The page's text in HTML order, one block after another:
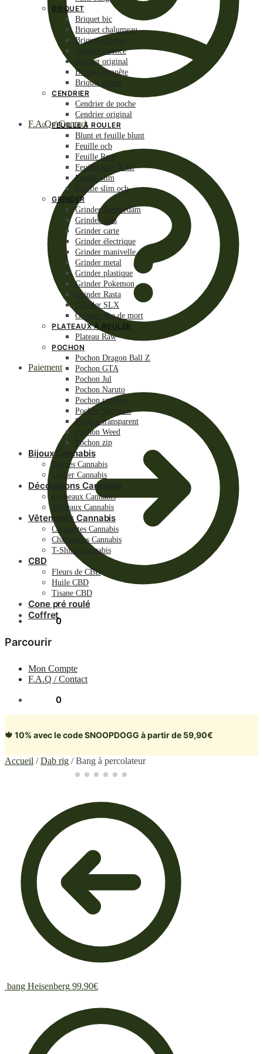
F.A.Q / Contact
Paiement
0.00€ 0
BRIQUET
Briquet bic
Briquet chalumeau
Briquet clipper
Briquet essence
Briquet original
Briquet tempête
Briquet Zippo
CENDRIER
Cendrier de poche
Cendrier original
FEUILLE À ROULER
Blunt et feuille blunt
Feuille ocb
Feuille Raw
Feuille Raw XXL
Feuille slim
Feuille slim ocb
GRINDER
Grinder Amsterdam
Grinder bois
Grinder carte
Grinder électrique
Grinder manivelle
Grinder metal
Grinder plastique
Grinder Pokemon
Grinder Rasta
Grinder SLX
Grinder tête de mort
PLATEAUX À ROULER
Plateau Raw
POCHON
Pochon Dragon Ball Z
Pochon GTA
Pochon Jul
Pochon Naruto
Pochon rappeur
Pochon Simpson
Pochon transparent
Pochon Weed
Pochon zip
Bijoux Cannabis
Bagues Cannabis
Collier Cannabis
Décorations Cannabis
Drapeaux Cannabis
Tableaux Cannabis
Vêtements Cannabis
Casquettes Cannabis
Chaussettes Cannabis
T-Shirts Cannabis
CBD
Fleurs de CBD
Huile CBD
Tisane CBD
Cone pré roulé
Coffret
Parcourir
Mon Compte
F.A.Q / Contact
0
🍁 10% avec le code SNOOPDOGG à partir de 59,90€
Accueil /Dab rig /Bang à percolateur
bang Heisenberg 99.90€